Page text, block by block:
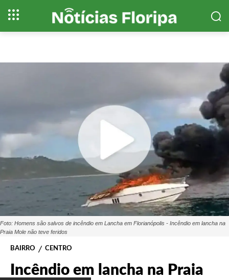
Foto: Homens são salvos de incêndio em Lancha em Florianópolis - Incêndio em lancha na
Praia Mole não teve feridos
BAIRRO CENTRO
Incêndio em lancha na Praia